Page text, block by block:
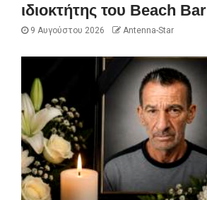
ιδιοκτήτης του Beach Bar
9 Αυγούστου 2026 Antenna-Star